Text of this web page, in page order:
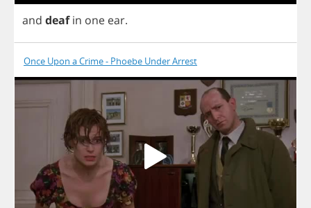
and deaf in one ear.
Once Upon a Crime - Phoebe Under Arrest